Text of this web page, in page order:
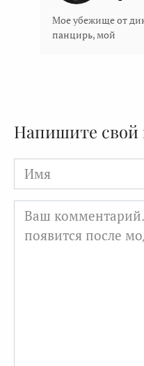
Мое убежище от
панцирь, мой
Напишите
Имя